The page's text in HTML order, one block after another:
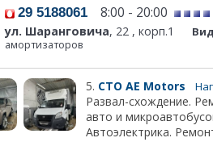
29 5188061 8:00 - 20:00
ул. Шаранговича, 22 , корп.1
амортизаторов
5. СТО АЕ Моtors
Развал-схождение.
авто и
Автоэлектрика.